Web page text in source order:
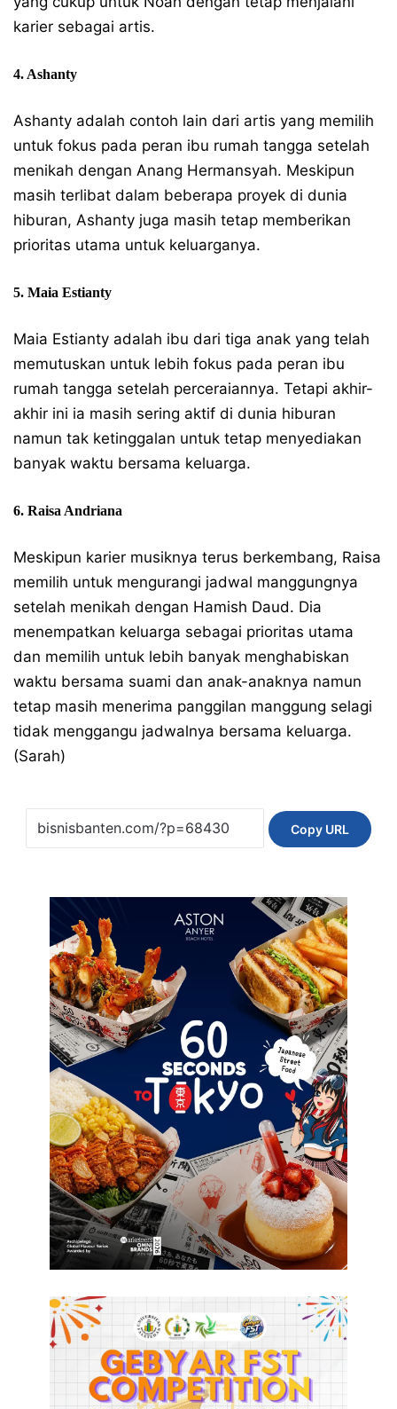
karier sebagai artis.
4. Ashanty
Ashanty adalah contoh lain dari artis yang memilih
untuk fokus pada peran ibu rumah tangga setelah
menikah dengan Anang Hermansyah. Meskipun
masih terlibat dalam beberapa proyek di dunia
hiburan, Ashanty juga masih tetap memberikan
prioritas utama untuk keluarganya.
5. Maia Estianty
Maia Estianty adalah ibu dari tiga anak yang telah
memutuskan untuk lebih fokus pada peran ibu
rumah tangga setelah perceraiannya. Tetapi akhir-
akhir ini ia masih sering aktif di dunia hiburan
namun tak ketinggalan untuk tetap menyediakan
banyak waktu bersama keluarga.
6. Raisa Andriana
Meskipun karier musiknya terus berkembang, Raisa
memilih untuk mengurangi jadwal manggungnya
setelah menikah dengan Hamish Daud. Dia
menempatkan keluarga sebagai prioritas utama
dan memilih untuk lebih banyak menghabiskan
waktu bersama suami dan anak-anaknya namun
tetap masih menerima panggilan manggung selagi
tidak menggangu jadwalnya bersama keluarga.
(Sarah)
Copy URL